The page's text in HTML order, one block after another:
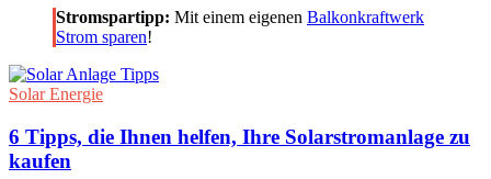
Stromspartipp: Mit einem eigenen Balkonkraftwerk
Strom sparen!
Solar Energie
6 Tipps, die Ihnen helfen, Ihre Solarstromanlage zu
kaufen